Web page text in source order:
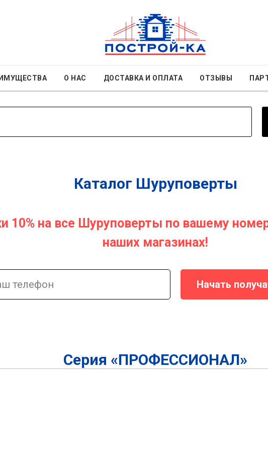
О НАС ДОСТАВКА И ОПЛАТА ОТЗЫВЫ
Каталог Шуруповерты
10% на все Шуруповерты по вашему
наших магазинах!
Начать
Серия «ПРОФЕССИОНАЛ»